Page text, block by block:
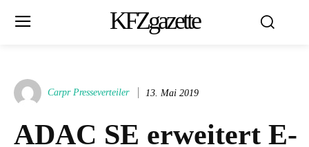
KFZgazette
Carpr Presseverteiler 13. Mai 2019
ADAC SE erweitert E-